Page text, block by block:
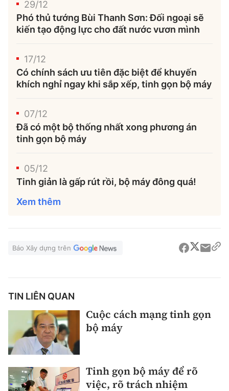
29/12
Phó thủ tướng Bùi Thanh Sơn: Đối ngoại sẽ
kiến tạo động lực cho đất nước vươn mình
17/12
Có chính sách ưu tiên đặc biệt để khuyến
khích nghỉ ngay khi sắp xếp, tinh gọn bộ máy
07/12
Đã có một bộ thống nhất xong phương án
tinh gọn bộ máy
05/12
Tinh giản là gấp rút rồi, bộ máy đông quá!
Xem thêm
Báo Xây dựng trên
TIN LIÊN QUAN
Cuộc cách mạng tinh gọn
bộ máy
Tinh gọn bộ máy để rõ
việc, rõ trách nhiệm